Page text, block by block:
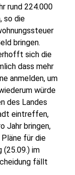
rund 224.000
so die
bringen.
sich die
dass mehr
anmelden, um
würde
des Landes
eintreffen,
Jahr bringen,
für die
(25.09.) im
fällt